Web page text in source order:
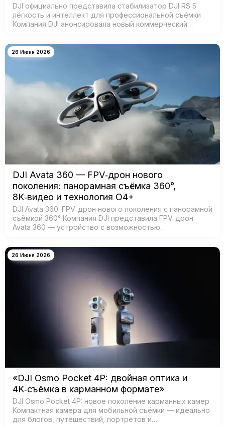
DJI официально представила стабилизатор DJI RS 5:
лёгкость и интеллект для профессиональной съёмки
Компания DJI анонсировала новый коммерческий
масштабным обновлением ключевых систе…
26 Июня 2026
DJI Avata 360 — FPV‑дрон нового
поколения: панорамная съёмка 360°,
8K‑видео и технология O4+
DJI Avata 360: FPV‑дрон нового поколения с панорамной
съёмкой 360° Компания DJI представила FPV‑дрон
Avata 360 — устройство с возможностью
иммерсивных видео. Модель создана для:…
26 Июня 2026
«DJI Osmo Pocket 4P: двойная оптика и
4K‑съёмка в карманном формате»
DJI Osmo Pocket 4P: новое поколение карманных камер
Компактная камера для мобильной съёмки — идеально
для блогов, путешествий, портретов и